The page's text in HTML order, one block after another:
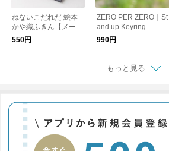
ねないこだれだ 絵本
かや織ふきん【メール
便可】
550円
ZERO PER ZERO｜St
and up Keyring
990円
もっと見る